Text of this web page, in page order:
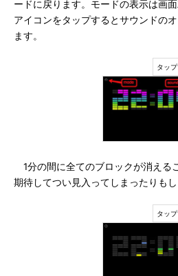
ードに戻ります。モードの表示は画
アイコンをタップするとサウンドの
ます。
1分の間に全てのブロックが消える
期待してつい見入ってしまったりもし